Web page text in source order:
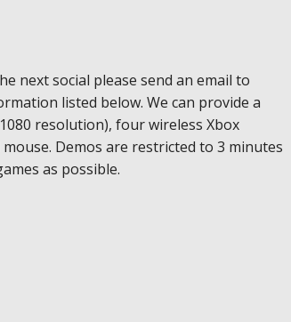
next social please send an email to
listed below. We can provide a
resolution), four wireless Xbox
Demos are restricted to 3 minutes
as possible.